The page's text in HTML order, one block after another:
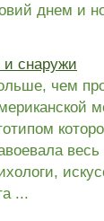
днем и
снаружи
чем
...